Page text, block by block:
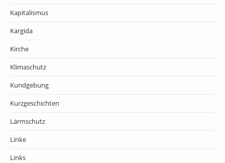
Kapitalismus
Kargida
Kirche
Klimaschutz
Kundgebung
Kurzgeschichten
Lärmschutz
Linke
Links